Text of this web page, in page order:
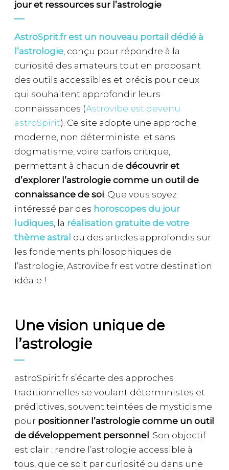
jour et ressources sur l’astrologie
AstroSprit.fr est un nouveau portail dédié à
l’astrologie, conçu pour répondre à la
curiosité des amateurs tout en proposant
des outils accessibles et précis pour ceux
qui souhaitent approfondir leurs
connaissances (Astrovibe est devenu
astroSpirit). Ce site adopte une approche
moderne, non déterministe et sans
dogmatisme, voire parfois critique,
permettant à chacun dedécouvrir et
d’explorer l’astrologie comme un outil de
connaissance de soi. Que vous soyez
intéressé par des horoscopes du jour
ludiques, la réalisation gratuite de votre
thème astral ou des articles approfondis sur
les fondements philosophiques de
l’astrologie, Astrovibe.fr est votre destination
idéale !
Une vision unique de
l’astrologie
astroSpirit.fr s’écarte des approches
traditionnelles se voulant déterministes et
prédictives, souvent teintées de mysticisme
pour positionner l’astrologie comme un outil
de développement personnel . Son objectif
est clair : rendre l’astrologie accessible à
tous, que ce soit par curiosité ou dans une